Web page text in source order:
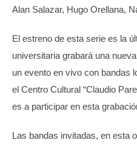
Alan Salazar, Hugo Orellana,
El estreno de esta serie es la
universitaria grabará una
un evento en vivo con bandas
el Centro Cultural “Claudio
es a participar en esta
Las bandas invitadas, en esta